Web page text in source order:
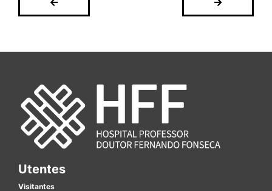
Utentes
Visitantes